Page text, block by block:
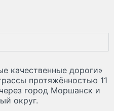
качественные дороги»
протяжённостью 11
город Моршанск и
округ.